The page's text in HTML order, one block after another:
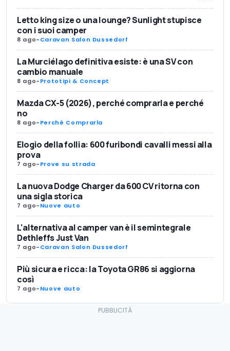
Letto king size o una lounge? Sunlight stupisce
con i suoi camper
8 ago-Caravan Salon Dussedorf
La Murciélago definitiva esiste: è una SV con
cambio manuale
8 ago-Prototipi & Concept
Mazda CX-5 (2026), perché comprarla e perché
no
8 ago-Perché Comprarla
Elogio della follia: 600 furibondi cavalli messi alla
prova
7 ago-Prove su strada
La nuova Dodge Charger da 600 CV ritorna con
una sigla storica
7 ago-Nuove auto
L'alternativa al camper van è il semintegrale
Dethleffs Just Van
7 ago-Caravan Salon Dussedorf
Più sicura e ricca: la Toyota GR86 si aggiorna
così
7 ago-Nuove auto